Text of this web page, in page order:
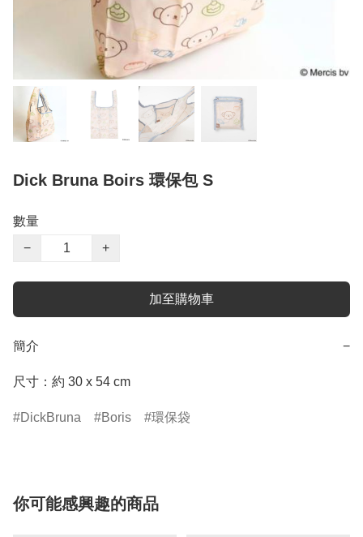
Dick Bruna Boirs 環保包 S
數量
−
+
加至購物車
簡介 −
尺寸：約 30 x 54 cm
DickBruna Boris 環保袋
你可能感興趣的商品